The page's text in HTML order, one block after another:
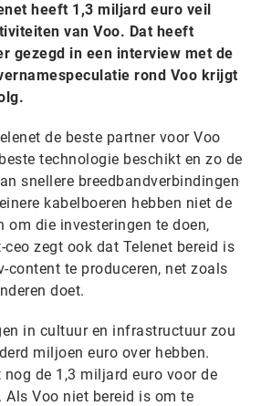
heeft 1,3 miljard euro veil
van Voo. Dat heeft
gezegd in een interview met de
rond Voo krijgt
de beste partner voor Voo
technologie beschikt en zo de
snellere breedbandverbindingen
kabelboeren hebben niet de
om die investeringen te doen,
zegt ook dat Telenet bereid is
content te produceren, net zoals
doet.
in cultuur en infrastructuur zou
miljoen euro over hebben.
de 1,3 miljard euro voor de
Als Voo niet bereid is om te